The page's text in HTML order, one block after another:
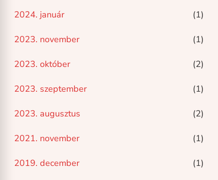
2024. január (1)
2023. november (1)
2023. október (2)
2023. szeptember (1)
2023. augusztus (2)
2021. november (1)
2019. december (1)